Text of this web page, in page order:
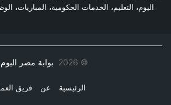
اليوم، التعليم، الخدمات الحكومية، المباريات،
©
2026 بوابة مصر اليوم
الرئيسية عن فريق